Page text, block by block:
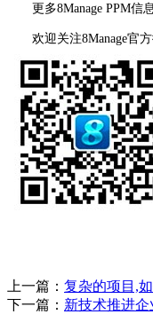
更多8Manage PPM信息
欢迎关注8Manage官方
上一篇： 复杂的项目,
下一篇： 新技术推进